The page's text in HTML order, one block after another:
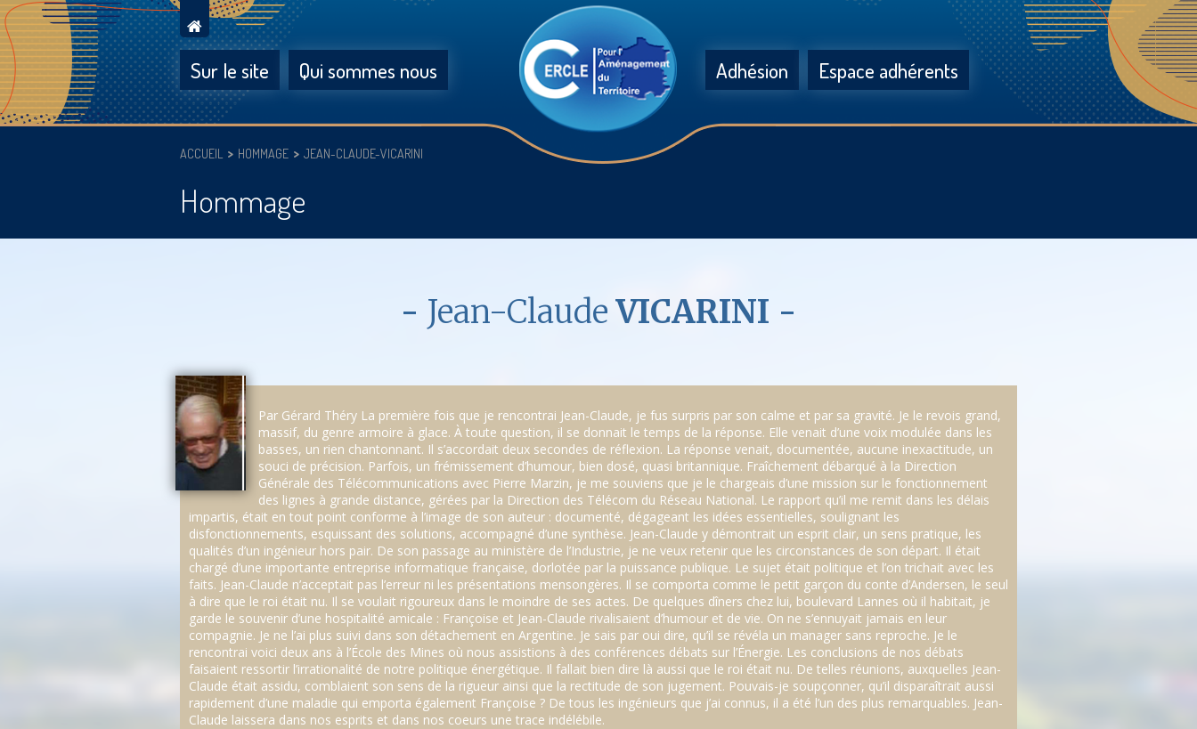
Sur le site Qui sommes nous Adhésion Espace adhérents
ACCUEIL HOMMAGE JEAN-CLAUDE-VICARINI
Hommage
Jean-ClaudeVICARINI
Par Gérard Théry La première fois que je rencontrai Jean-Claude, je fus surpris par son calme et par sa gravité. Je le revois grand,
massif, du genre armoire à glace. À toute question, il se donnait le temps de la réponse. Elle venait d’une voix modulée dans les
basses, un rien chantonnant. Il s’accordait deux secondes de réflexion. La réponse venait, documentée, aucune inexactitude, un
souci de précision. Parfois, un frémissement d’humour, bien dosé, quasi britannique. Fraîchement débarqué à la Direction
Générale des Télécommunications avec Pierre Marzin, je me souviens que je le chargeais d’une mission sur le fonctionnement
des lignes à grande distance, gérées par la Direction des Télécom du Réseau National. Le rapport qu’il me remit dans les délais
impartis, était en tout point conforme à l’image de son auteur : documenté, dégageant les idées essentielles, soulignant les
disfonctionnements, esquissant des solutions, accompagné d’une synthèse. Jean-Claude y démontrait un esprit clair, un sens pratique, les
qualités d’un ingénieur hors pair. De son passage au ministère de l’Industrie, je ne veux retenir que les circonstances de son départ. Il était
chargé d’une importante entreprise informatique française, dorlotée par la puissance publique. Le sujet était politique et l’on trichait avec les
faits. Jean-Claude n’acceptait pas l’erreur ni les présentations mensongères. Il se comporta comme le petit garçon du conte d’Andersen, le seul
à dire que le roi était nu. Il se voulait rigoureux dans le moindre de ses actes. De quelques dîners chez lui, boulevard Lannes où il habitait, je
garde le souvenir d’une hospitalité amicale : Françoise et Jean-Claude rivalisaient d’humour et de vie. On ne s’ennuyait jamais en leur
compagnie. Je ne l’ai plus suivi dans son détachement en Argentine. Je sais par oui dire, qu’il se révéla un manager sans reproche. Je le
rencontrai voici deux ans à l’École des Mines où nous assistions à des conférences débats sur l’Énergie. Les conclusions de nos débats
faisaient ressortir l’irrationalité de notre politique énergétique. Il fallait bien dire là aussi que le roi était nu. De telles réunions, auxquelles Jean-
Claude était assidu, comblaient son sens de la rigueur ainsi que la rectitude de son jugement. Pouvais-je soupçonner, qu’il disparaîtrait aussi
rapidement d’une maladie qui emporta également Françoise ? De tous les ingénieurs que j’ai connus, il a été l’un des plus remarquables. Jean-
Claude laissera dans nos esprits et dans nos coeurs une trace indélébile.